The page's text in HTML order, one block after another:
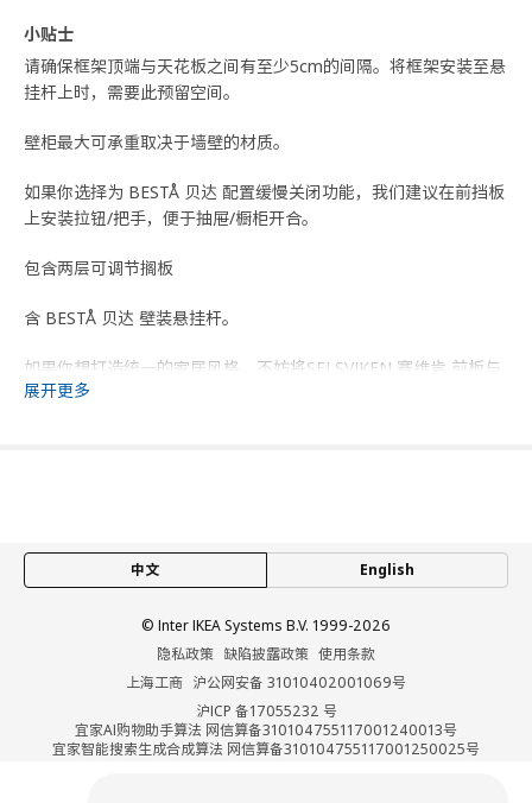
小贴士
请确保框架顶端与天花板之间有至少5cm的间隔。将框架安装至悬
挂杆上时，需要此预留空间。
壁柜最大可承重取决于墙壁的材质。
如果你选择为 BESTÅ 贝达 配置缓慢关闭功能，我们建议在前挡板
上安装拉钮/把手，便于抽屉/橱柜开合。
包含两层可调节搁板
含 BESTÅ 贝达 壁装悬挂杆。
如果你想打造统一的家居风格，不妨将SELSVIKEN 赛维肯 前板与
适用于PAX 帕克思 系列的配套FARDAL 法尔多 柜门相组合。
商品尺寸和包装信息
60 厘米
22 厘米
128 厘米
每块搁板最大可承重
13 公斤
展开更多
中文 English
© Inter IKEA Systems B.V. 1999-2026
隐私政策 缺陷披露政策 使用条款
上海工商 沪公网安备 31010402001069号
沪ICP 备17055232 号
宜家AI购物助手算法 网信算备310104755117001240013号
宜家智能搜索生成合成算法 网信算备310104755117001250025号